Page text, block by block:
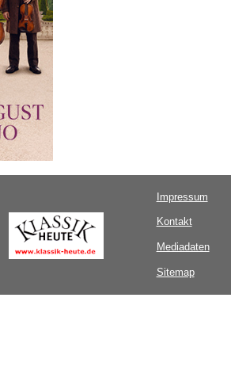
Impressum
Kontakt
Mediadaten
Sitemap